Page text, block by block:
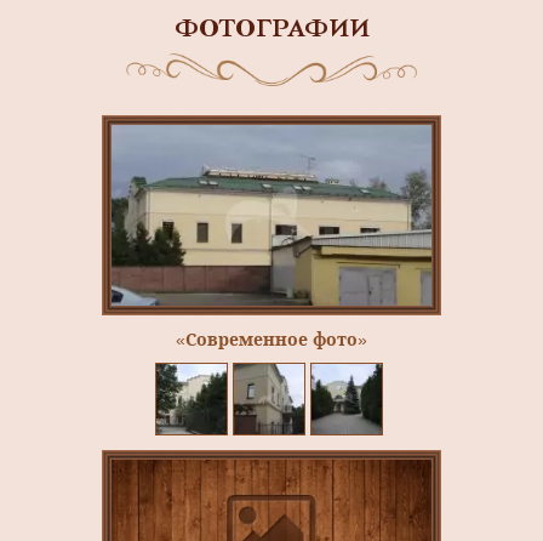
ФОТОГРАФИИ
«Современное фото»